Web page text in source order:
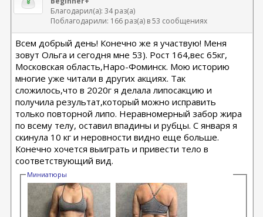
Благодарил(а): 34 раз(а)
Поблагодарили: 166 раз(а) в 53 сообщениях
Всем добрый день! Конечно же я участвую! Меня
зовут Ольга и сегодня мне 53). Рост 164,вес 65кг,
Московская область,Наро-Фоминск. Мою историю
многие уже читали в других акциях. Так
сложилось,что в 2020г я делала липосакцию и
получила результат,который можно исправить
только повторной липо. Неравномерный забор жира
по всему телу, оставил впадины и рубцы. С января я
скинула 10 кг и неровности видно еще больше.
Конечно хочется выиграть и привести тело в
соответствующий вид.
Миниатюры